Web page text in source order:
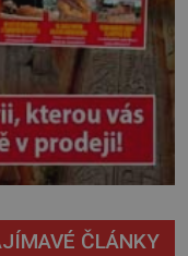
ČLÁNKY